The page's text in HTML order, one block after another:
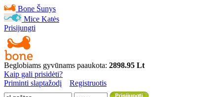
Bone Šunys
Mice Katės
Prisijungti
Beglobiams gyvūnams paaukota: 2898.95 Lt
Kaip gali prisidėti?
Priminti slaptažodį
Registruotis